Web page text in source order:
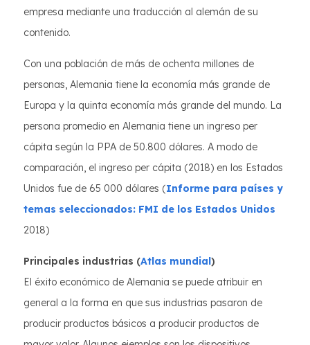
empresa mediante una traducción al alemán de su
contenido.
Con una población de más de ochenta millones de
personas, Alemania tiene la economía más grande de
Europa y la quinta economía más grande del mundo. La
persona promedio en Alemania tiene un ingreso per
cápita según la PPA de 50.800 dólares. A modo de
comparación, el ingreso per cápita (2018) en los Estados
Unidos fue de 65 000 dólares (Informe para países y
temas seleccionados: FMI de los Estados Unidos
2018)
Principales industrias (Atlas mundial)
El éxito económico de Alemania se puede atribuir en
general a la forma en que sus industrias pasaron de
producir productos básicos a producir productos de